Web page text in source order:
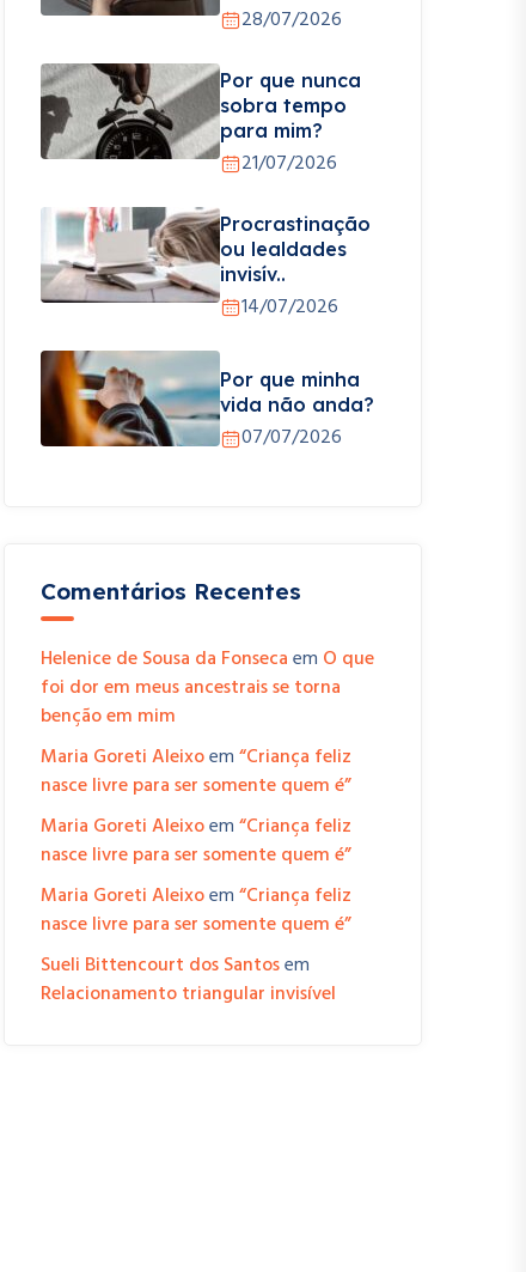
28/07/2026
Por que nunca
sobra tempo
para mim?
21/07/2026
Procrastinação
ou lealdades
invisív..
14/07/2026
Por que minha
vida não anda?
07/07/2026
Comentários Recentes
Helenice de Sousa da Fonsecaem O que
foi dor em meus ancestrais se torna
benção em mim
Maria Goreti Aleixoem“Criança feliz
nasce livre para ser somente quem é”
Maria Goreti Aleixoem“Criança feliz
nasce livre para ser somente quem é”
Maria Goreti Aleixoem“Criança feliz
nasce livre para ser somente quem é”
Sueli Bittencourt dos Santosem
Relacionamento triangular invisível